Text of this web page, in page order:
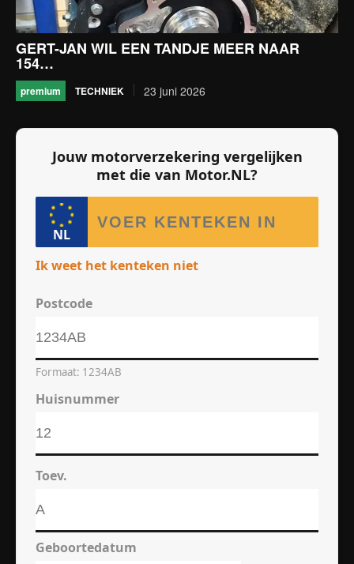
GERT-JAN WIL EEN TANDJE MEER NAAR
154…
premium TECHNIEK 23 juni 2026